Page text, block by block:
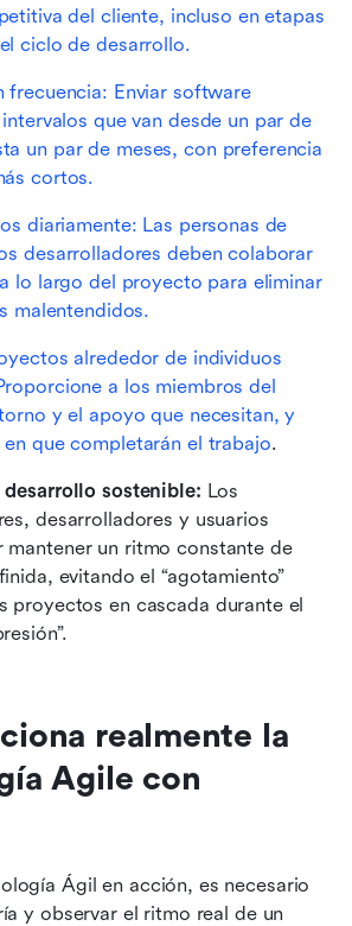
del cliente, incluso en etapas
ciclo de desarrollo.
frecuencia: Enviar software
que van desde un par de
un par de meses, con preferencia
cortos.
diariamente: Las personas de
desarrolladores deben colaborar
lo largo del proyecto para eliminar
malentendidos.
alrededor de individuos
a los miembros del
y el apoyo que necesitan, y
que completarán el trabajo.
desarrollo sostenible: Los
desarrolladores y usuarios
mantener un ritmo constante de
evitando el “agotamiento”
proyectos en cascada durante el
realmente la
Agile con
Ágil en acción, es necesario
y observar el ritmo real de un